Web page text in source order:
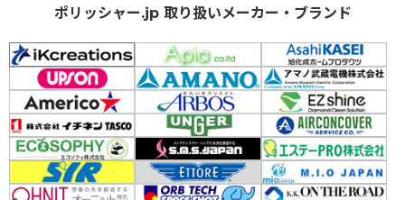
ポリッシャー.jp 取り扱いメーカー・ブランド